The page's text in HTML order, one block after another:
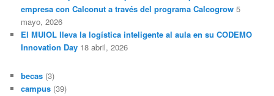
empresa con Calconut a través del programa Calcogrow 5
mayo, 2026
El MUIOL lleva la logística inteligente al aula en su CODEMO
Innovation Day 18 abril, 2026
becas (3)
campus (39)